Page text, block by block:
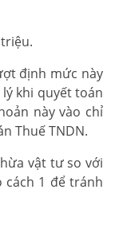
triệu.
định mức này
khi quyết toán
này vào chỉ
Thuế TNDN.
vật tư so với
1 để tránh